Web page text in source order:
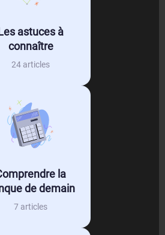
Les astuces à
connaître
24 articles
la
de demain
7 articles